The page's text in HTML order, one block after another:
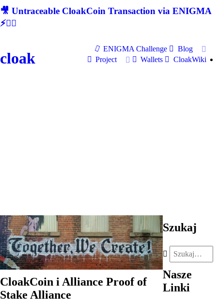
🎥 Untraceable CloakCoin Transaction via ENIGMA
⚡🕵‍♂
cloak
ENIGMA Challenge
Blog
Project
Wallets CloakWiki
CloakCoin i Alliance Proof of
Stake Alliance
Szukaj
Nasze
Linki